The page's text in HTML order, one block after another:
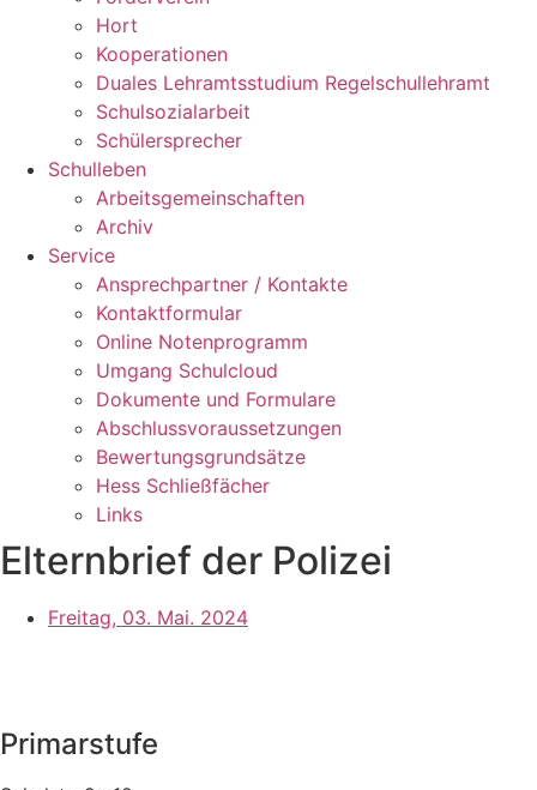
Hort
Kooperationen
Duales Lehramtsstudium Regelschullehramt
Schulsozialarbeit
Schülersprecher
Schulleben
Arbeitsgemeinschaften
Archiv
Service
Ansprechpartner / Kontakte
Kontaktformular
Online Notenprogramm
Umgang Schulcloud
Dokumente und Formulare
Abschlussvoraussetzungen
Bewertungsgrundsätze
Hess Schließfächer
Links
Elternbrief der Polizei
Freitag, 03. Mai. 2024
Primarstufe